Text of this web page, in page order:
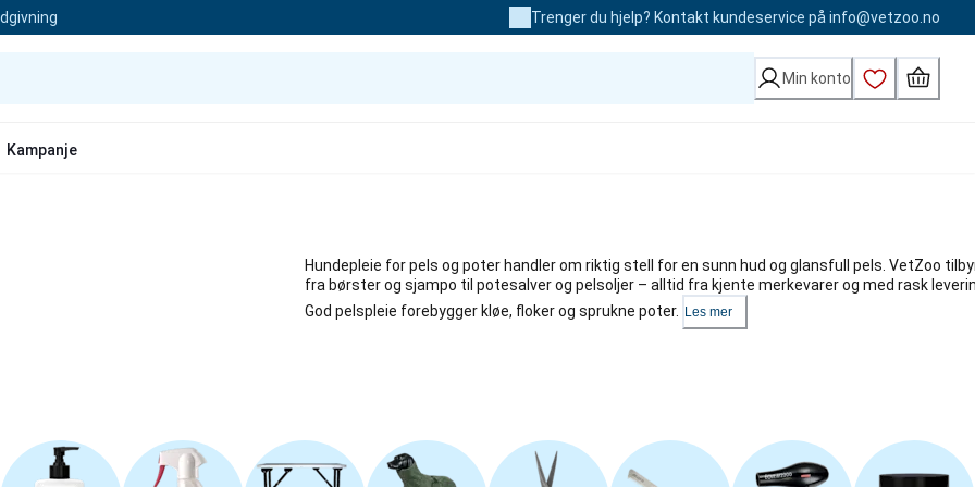
Trenger du hjelp? Kontakt kundeservice på info@vetzoo.no
Min konto
Kampanje
Hundepleie for pels og poter handler om riktig stell for en sunn hud og glansfull pels. VetZoo
fra børster og sjampo til potesalver og pelsoljer – alltid fra kjente merkevarer og med rask
God pelspleie forebygger kløe, floker og sprukne poter.
Les mer